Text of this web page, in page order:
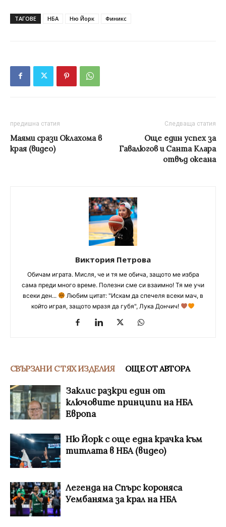
ТАГОВЕ НБА Ню Йорк Финикс
предишна статия
Mаями срази Оклахома в
края (видео)
Следваща статия
Още един успех за
Гавалюгов и Санта Клара
отвъд океана
Виктория Петрова
Обичам играта. Мисля, че и тя ме обича, защото ме избра
сама преди много време. Полезни сме си взаимно! Тя ме учи
всеки ден...
Любим цитат: "Искам да спечеля всеки мач, в
който играя, защото мразя да губя", Лука Дончич!
СВЪРЗАНИ С ТЯХ ИЗДЕЛИЯ ОЩЕ ОТ АВТОРА
Заклис разкри един от
ключовите принципи на НБА
Европа
Ню Йорк с още една крачка към
титлата в НБА (видео)
Легенда на Спърс короняса
Уембаняма за крал на НБА